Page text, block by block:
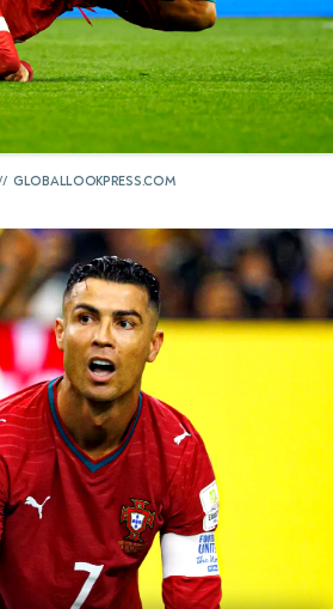
GLOBALLOOKPRESS.COM